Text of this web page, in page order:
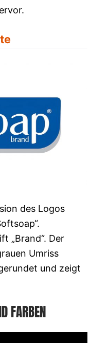
des Logos
„Brand“. Der
Umriss
und zeigt
FARBEN